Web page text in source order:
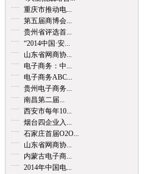
重庆市推动电...
第五届商博会...
贵州省评选首...
“2014中国·安...
山东省网商协...
电子商务：中...
电子商务ABC...
贵州电子商务...
南昌第二届...
西安市每年10...
烟台四企业入...
石家庄首届O2O...
山东省网商协...
内蒙古电子商...
2014年中国电...